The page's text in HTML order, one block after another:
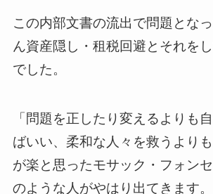
この内部文書の流出で問題とな
ん資産隠し・租税回避とそれを
でした。
「問題を正したり変えるよりも
ばいい、柔和な人々を救うより
が楽と思ったモサック・フォンセ
のような人がやはり出てきます。